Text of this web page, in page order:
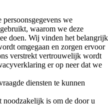
we
waarom we deze
doen. Wij vinden het belangrijk
omgegaan en zorgen ervoor
verstrekt vertrouwelijk wordt
er op neer dat we
diensten te kunnen
noodzakelijk is om de door u